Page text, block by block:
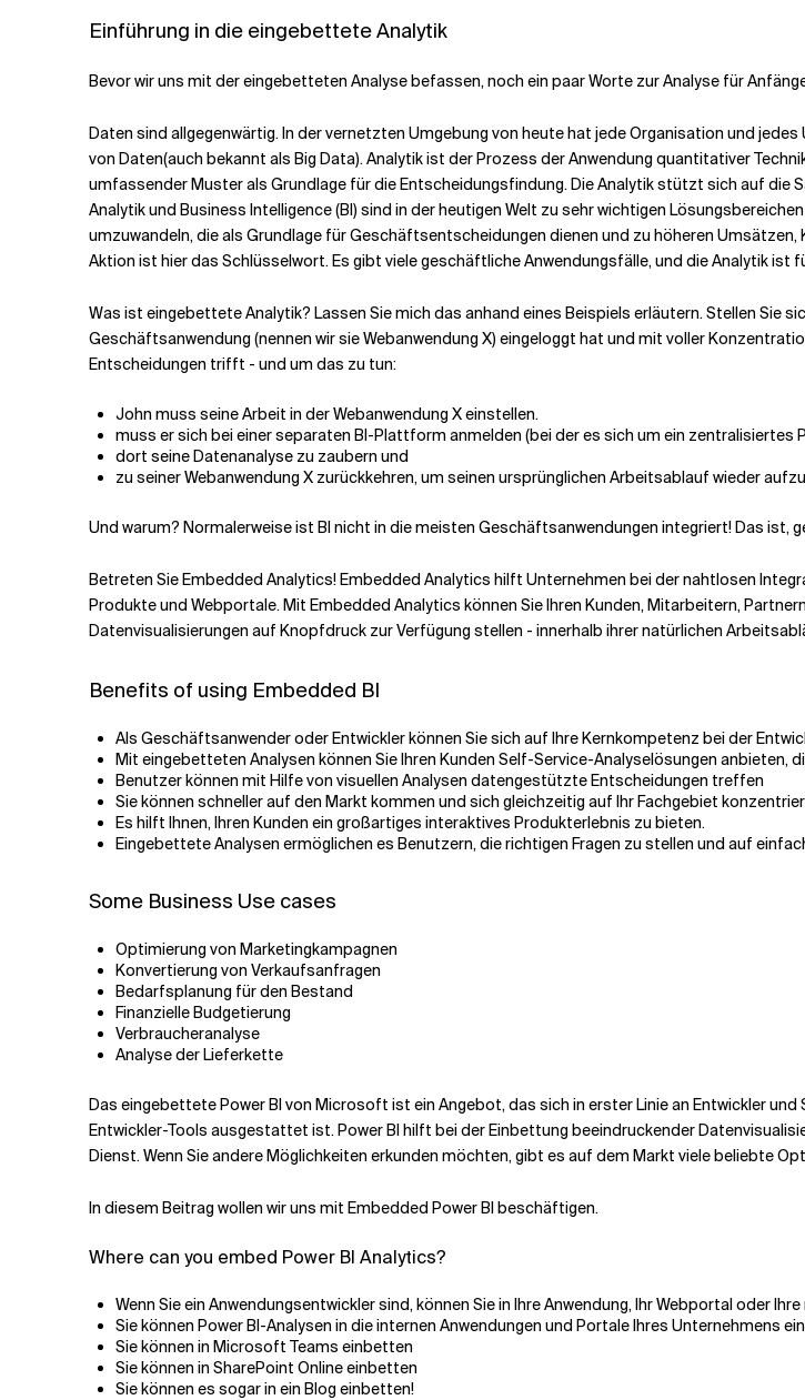
Einführung in die eingebettete Analytik
Bevor wir uns mit der eingebetteten Analyse befassen, noch ein paar Worte zur Analyse für
Daten sind allgegenwärtig. In der vernetzten Umgebung von heute hat jede Organisation und
von Daten(auch bekannt als Big Data).Analytikist der Prozess der Anwendung quantitativer
umfassender Muster als Grundlage für die Entscheidungsfindung. Die Analytik stützt sich auf
Analytik und Business Intelligence (BI) sind in der heutigen Welt zu sehr wichtigen
umzuwandeln, die als Grundlage für Geschäftsentscheidungen dienen und zu höheren
Aktion ist hier das Schlüsselwort. Es gibt viele geschäftliche Anwendungsfälle, und die Analytik
Was ist eingebettete Analytik? Lassen Sie mich das anhand eines Beispiels erläutern. Stellen Sie
Geschäftsanwendung (nennen wir sie Webanwendung X) eingeloggt hat und mit voller
Entscheidungen trifft - und um das zu tun:
John muss seine Arbeit in der Webanwendung X einstellen.
muss er sich bei einer separaten BI-Plattform anmelden (bei der es sich um ein
dort seine Datenanalyse zu zaubern und
zu seiner Webanwendung X zurückkehren, um seinen ursprünglichen Arbeitsablauf wieder
Und warum? Normalerweise ist BI nicht in die meisten Geschäftsanwendungen integriert! Das
Betreten Sie Embedded Analytics! Embedded Analytics hilft Unternehmen bei der nahtlosen
Produkte und Webportale. Mit Embedded Analytics können Sie Ihren Kunden, Mitarbeitern,
Datenvisualisierungen auf Knopfdruck zur Verfügung stellen - innerhalb ihrer natürlichen
Benefits of using Embedded BI
Als Geschäftsanwender oder Entwickler können Sie sich auf Ihre Kernkompetenz bei der
Mit eingebetteten Analysen können Sie Ihren Kunden Self-Service-Analyselösungen anbieten,
Benutzer können mit Hilfe von visuellen Analysen datengestützte Entscheidungen treffen
Sie können schneller auf den Markt kommen und sich gleichzeitig auf Ihr Fachgebiet
Es hilft Ihnen, Ihren Kunden ein großartiges interaktives Produkterlebnis zu bieten.
Eingebettete Analysen ermöglichen es Benutzern, die richtigen Fragen zu stellen und auf
Some Business Use cases
Optimierung von Marketingkampagnen
Konvertierung von Verkaufsanfragen
Bedarfsplanung für den Bestand
Finanzielle Budgetierung
Verbraucheranalyse
Analyse der Lieferkette
Das eingebettete Power BI von Microsoft ist ein Angebot, das sich in erster Linie an Entwickler
Entwickler-Tools ausgestattet ist. Power BI hilft bei der Einbettung beeindruckender
Dienst. Wenn Sie andere Möglichkeiten erkunden möchten, gibt es auf dem Markt viele beliebte
In diesem Beitrag wollen wir uns mit Embedded Power BI beschäftigen.
Where can you embed Power BI Analytics?
Wenn Sie ein Anwendungsentwickler sind, können Sie in Ihre Anwendung, Ihr Webportal oder
Sie können Power BI-Analysen in die internen Anwendungen und Portale Ihres Unternehmens
Sie können in Microsoft Teams einbetten
Sie können in SharePoint Online einbetten
Sie können es sogar in ein Blog einbetten!